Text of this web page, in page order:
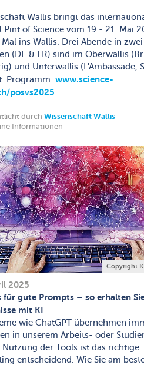
Wallis bringt das
Pint of Science vom 19.- 21. Mai
ins Wallis. Drei Abende in zwei
(DE & FR) sind im Oberwallis
und Unterwallis (L'Ambassade,
Programm: www.science-
posvs2025
durch Wissenschaft Wallis
Informationen
Copyright
2025
für gute Prompts – so erhalten
mit KI
wie ChatGPT übernehmen
in unserem Arbeits- oder
Nutzung der Tools ist das richtige
entscheidend. Wie Sie am